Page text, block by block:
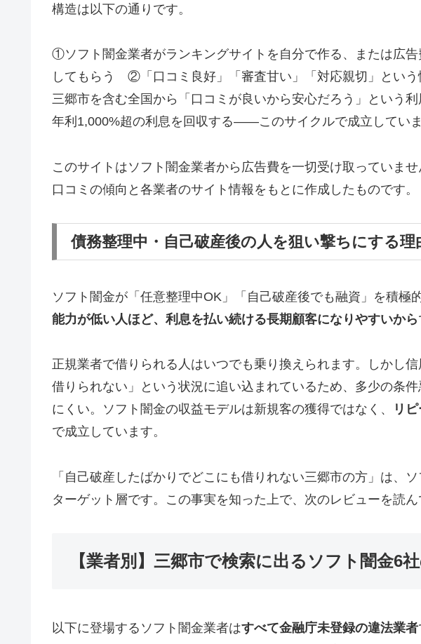
構造は以下の通りです。
①ソフト闇金業者がランキングサイトを自分で作る、または広
してもらう ②「口コミ良好」「審査甘い」「対応親切」とい
三郷市を含む全国から「口コミが良いから安心だろう」とい
年利1,000%超の利息を回収する——このサイクルで成立していま
このサイトはソフト闇金業者から広告費を一切受け取っていま
口コミの傾向と各業者のサイト情報をもとに作成したものです。
債務整理中・自己破産後の人を狙い撃ちにする理
ソフト闇金が「任意整理中OK」「自己破産後でも融資」を積極
能力が低い人ほど、利息を払い続ける長期顧客になりやすいから
正規業者で借りられる人はいつでも乗り換えられます。しかし
借りられない」という状況に追い込まれているため、多少の条
にくい。ソフト闇金の収益モデルは新規客の獲得ではなく、
リ
で成立しています。
「自己破産したばかりでどこにも借りれない三郷市の方」は、
ターゲット層です。この事実を知った上で、次のレビューを読ん
【業者別】三郷市で検索に出るソフト闇金6
以下に登場するソフト闇金業者はすべて金融庁未登録の違法業者